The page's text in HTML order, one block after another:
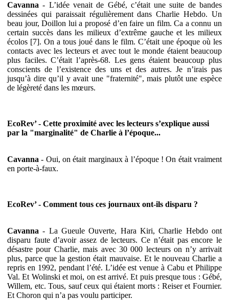
Cavanna - L’idée venait de Gébé, c’était une suite de bandes
dessinées qui paraissait régulièrement dans Charlie Hebdo. Un
beau jour, Doillon lui a proposé d’en faire un film. Ca a connu un
certain succès dans les milieux d’extrême gauche et les milieux
écolos [7]. On a tous joué dans le film. C’était une époque où les
contacts avec les lecteurs et avec tout le monde étaient beaucoup
plus faciles. C’était l’après-68. Les gens étaient beaucoup plus
conscients de l’existence des uns et des autres. Je n’irais pas
jusqu’à dire qu’il y avait une "fraternité", mais plutôt une espèce
de légèreté dans les mœurs.
EcoRev’ - Cette proximité avec les lecteurs s’explique aussi
par la "marginalité" de Charlie à l’époque...
Cavanna- Oui, on était marginaux à l’époque ! On était vraiment
en porte-à-faux.
EcoRev’ - Comment tous ces journaux ont-ils disparu ?
Cavanna - La Gueule Ouverte, Hara Kiri, Charlie Hebdo ont
disparu faute d’avoir assez de lecteurs. Ce n’était pas encore le
désastre pour Charlie, mais avec 30 000 lecteurs on n’y arrivait
plus, parce que la gestion était mauvaise. Et le nouveau Charlie a
repris en 1992, pendant l’été. L’idée est venue à Cabu et Philippe
Val. Et Wolinski et moi, on est arrivé. Et puis presque tous : Gébé,
Willem, etc. Tous, sauf ceux qui étaient morts : Reiser et Fournier.
Et Choron qui n’a pas voulu participer.